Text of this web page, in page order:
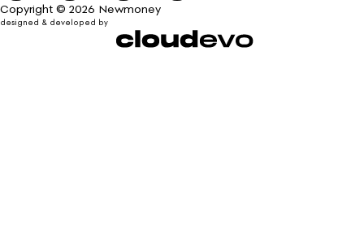
Copyright © 2026 Newmoney
designed & developed by